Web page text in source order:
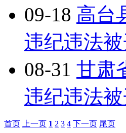
09-18 高台
违纪违法
08-31 甘肃
违纪违法
首页 上一页 1 2 3 4 下一页 尾页